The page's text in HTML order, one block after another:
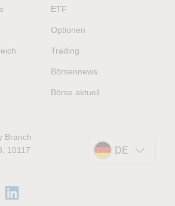
ETF
Optionen
Trading
Börsennews
Börse aktuell
Branch
10117
DE